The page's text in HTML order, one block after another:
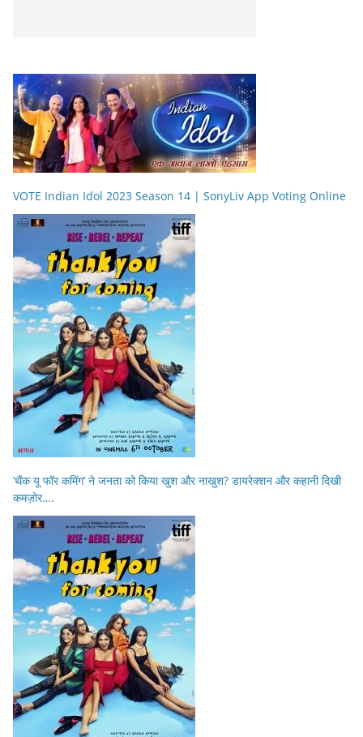
VOTE Indian Idol 2023 Season 14 | SonyLiv App Voting Online
‘थैंक यू फॉर कमिंग’ ने जनता को किया खुश और नाखुश? डायरेक्शन और कहानी दिखी
कमज़ोर….